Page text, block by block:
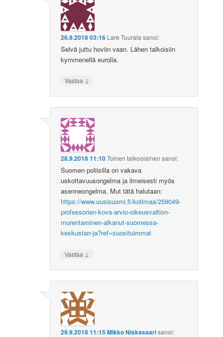
26.9.2018 03:16 Lare Tuurala sanoi:
Selvä juttu hoviin vaan. Lähen talkoisiin
kymmenellä eurolla.
Vastaa ↓
28.9.2018 11:10Toinen talkoolainen sanoi:
Suomen poliisilla on vakava
uskottavuusongelma ja ilmeisesti myös
asenneongelma. Mut tätä halutaan:
https://www.uusisuomi.fi/kotimaa/259049-
professorien-kova-arvio-oikeusvaltion-
murentaminen-alkanut-suomessa-
keskustan-ja?ref=suosituimmat
Vastaa ↓
29.9.2018 11:15Mikko Niskasaarisanoi: